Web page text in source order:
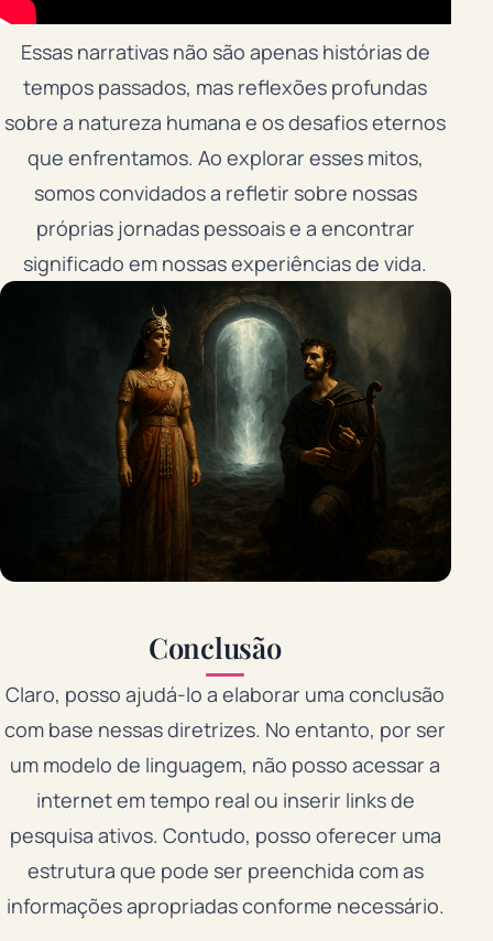
Essas narrativas não são apenas histórias de
tempos passados, mas reflexões profundas
sobre a natureza humana e os desafios eternos
que enfrentamos. Ao explorar esses mitos,
somos convidados a refletir sobre nossas
próprias jornadas pessoais e a encontrar
significado em nossas experiências de vida.
Conclusão
Claro, posso ajudá-lo a elaborar uma conclusão
com base nessas diretrizes. No entanto, por ser
um modelo de linguagem, não posso acessar a
internet em tempo real ou inserir links de
pesquisa ativos. Contudo, posso oferecer uma
estrutura que pode ser preenchida com as
informações apropriadas conforme necessário.